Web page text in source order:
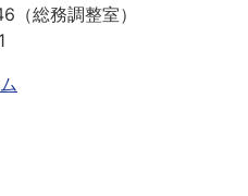
総務調整室）